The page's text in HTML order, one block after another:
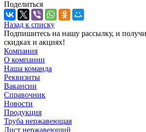
Поделиться
Назад к списку
Подпишитесь на нашу рассылку, и
скидках и акциях!
Компания
О компании
Наша команда
Реквизиты
Вакансии
Справочник
Новости
Продукция
Труба нержавеющая
Лист нержавеющий